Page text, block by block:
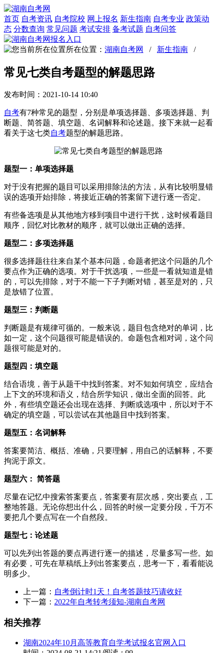
首页 自考资讯 自考院校 网上报名 新生指南 自考专业 政策动
态 分数查询 常见问题 考试安排 备考试题 自考问答
所在位置： 湖南自考网 / 新生指南 /
常见七类自考题型的解题思路
发布时间：2021-10-14 10:40
自考有7种常见的题型，分别是单项选择题、多项选择题、判
断题、简答题、填空题、名词解释和论述题。接下来就一起看
看关于这七类自考题型的解题思路。
题型一：单项选择题
对于没有把握的题目可以采用排除法的方法，从有比较明显错
误的选项开始排除，将接近正确的答案留下进行逐一否定。
有些备选项是从其他地方移到项目中进行干扰，这时候看题目
顺序，回忆对比教材的顺序，就可以做出正确的选择。
题型二：多项选择题
很多选择题往往来自某个基本问题，命题者把这个问题的几个
要点作为正确的选项。对于干扰选项，一些是一看就知道是错
的，可以先排除，对于不能一下子判断对错，甚至是对的，只
是放错了位置。
题型三：判断题
判断题是有规律可循的。一般来说，题目包含绝对的单词，比
如一定，这个问题很可能是错误的。命题包含相对词，这个问
题很可能是对的。
题型四：填空题
结合语境，善于从题干中找到答案。对不知如何填空，应结合
上下文的环境和语义，结合所学知识，做出全面的回答。此
外，有些填空题还会出现在选择、判断或选项中，所以对于不
确定的填空题，可以尝试在其他题目中找到答案。
题型五：名词解释
答案要简洁、概括、准确，只要理解，用自己的话解释，不要
拘泥于原文。
题型六： 简答题
尽量在记忆中搜索答案要点，答案要有层次感，突出要点，工
整地答题。无论你想出什么，回答的时候一定要分段，千万不
要把几个要点写在一个自然段。
题型七：论述题
可以先列出答题的要点再进行逐一的描述，尽量多写一些。如
有必要，可先在草稿纸上列出答案要点，思考一下，看看能说
明多少。
上一篇： 自考倒计时1天！自考答题技巧请收好
下一篇： 2022年自考转考须知-湖南自考网
相关推荐
湖南2024年10月高等教育自学考试报名官网入口